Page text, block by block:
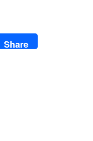
Share